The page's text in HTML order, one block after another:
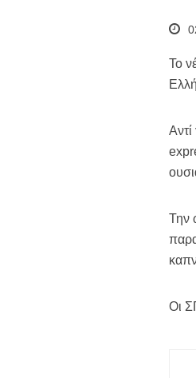
Το
Την
Οι